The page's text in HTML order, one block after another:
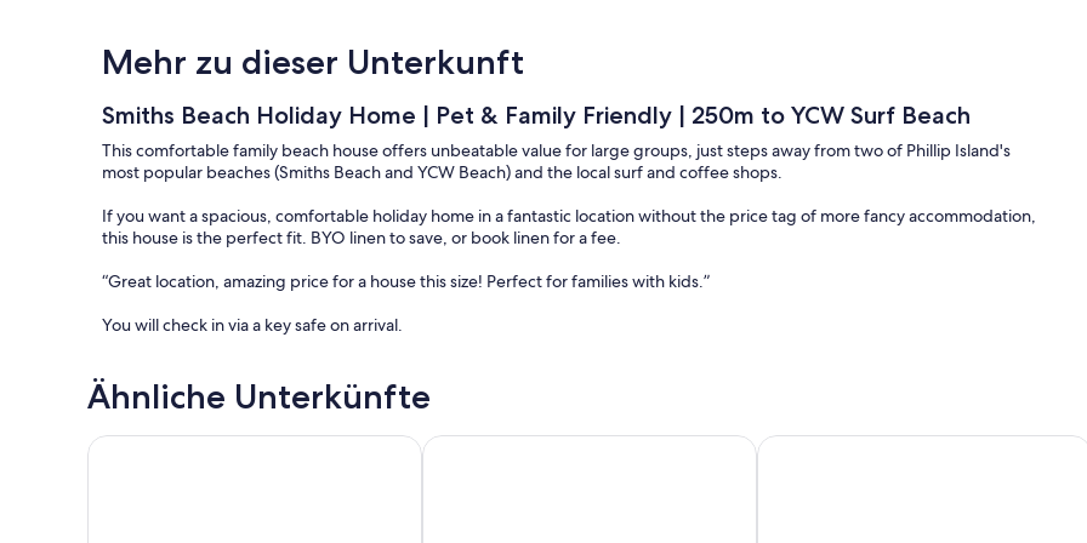
Mehr zu dieser Unterkunft
Smiths Beach Holiday Home | Pet & Family Friendly | 250m to YCW Surf Beach
This comfortable family beach house offers unbeatable value for large groups, just steps away from two of Phillip Island's
most popular beaches (Smiths Beach and YCW Beach) and the local surf and coffee shops.
If you want a spacious, comfortable holiday home in a fantastic location without the price tag of more fancy accommodation,
this house is the perfect fit. BYO linen to save, or book linen for a fee.
“Great location, amazing price for a house this size! Perfect for families with kids.”
You will check in via a key safe on arrival.
BEDROOMS
There are six bedrooms with a total of 10 beds, comfortably accommodating up to 15 guests.
Ähnliche Unterkünfte
Surf188 - Smiths Beach, VIC Seanic at Smiths close to YCW beach. Sandy Feet Retreat in Cape Woolamai